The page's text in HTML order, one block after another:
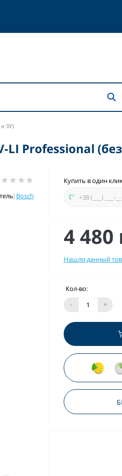
ЗУ)
LI Professional
Bosch
Купить в один
4 480
Нашли данный
Кол-во:
-
+